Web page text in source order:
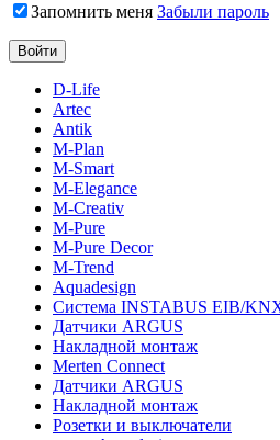
Запомнить меня Забыли пароль
D-Life
Artec
Antik
M-Plan
M-Smart
M-Elegance
M-Creativ
M-Pure
M-Pure Decor
M-Trend
Aquadesign
Система INSTABUS EIB/
Датчики ARGUS
Накладной монтаж
Merten Connect
Датчики ARGUS
Накладной монтаж
Розетки и выключатели